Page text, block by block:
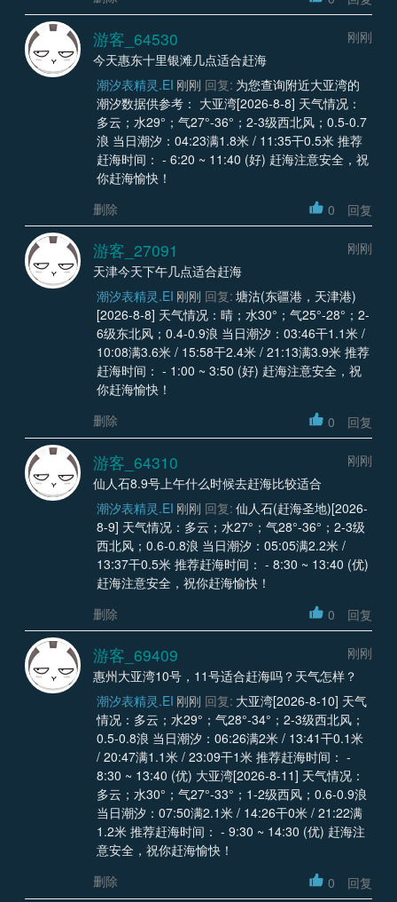
游客_64530
刚刚
今天惠东十里银滩几点适合赶海
潮汐表精灵.EI 刚刚 回复: 为您查询附近大亚湾的
潮汐数据供参考： 大亚湾[2026-8-8] 天气情况：
多云；水29°；气27°-36°；2-3级西北风；0.5-0.7
浪 当日潮汐：04:23满1.8米 / 11:35干0.5米 推荐
赶海时间： - 6:20 ~ 11:40 (好) 赶海注意安全，祝
你赶海愉快！
删除
0 回复
游客_27091
刚刚
天津今天下午几点适合赶海
潮汐表精灵.EI 刚刚 回复: 塘沽(东疆港，天津港)
[2026-8-8] 天气情况：晴；水30°；气25°-28°；2-
6级东北风；0.4-0.9浪 当日潮汐：03:46干1.1米 /
10:08满3.6米 / 15:58干2.4米 / 21:13满3.9米 推荐
赶海时间： - 1:00 ~ 3:50 (好) 赶海注意安全，祝
你赶海愉快！
删除
0 回复
游客_64310
刚刚
仙人石8.9号上午什么时候去赶海比较适合
潮汐表精灵.EI 刚刚 回复: 仙人石(赶海圣地)[2026-
8-9] 天气情况：多云；水27°；气28°-36°；2-3级
西北风；0.6-0.8浪 当日潮汐：05:05满2.2米 /
13:37干0.5米 推荐赶海时间： - 8:30 ~ 13:40 (优)
赶海注意安全，祝你赶海愉快！
删除
0 回复
游客_69409
刚刚
惠州大亚湾10号，11号适合赶海吗？天气怎样？
潮汐表精灵.EI 刚刚 回复: 大亚湾[2026-8-10] 天气
情况：多云；水29°；气28°-34°；2-3级西北风；
0.5-0.8浪 当日潮汐：06:26满2米 / 13:41干0.1米
/ 20:47满1.1米 / 23:09干1米 推荐赶海时间： -
8:30 ~ 13:40 (优) 大亚湾[2026-8-11] 天气情况：
多云；水30°；气27°-33°；1-2级西风；0.6-0.9浪
当日潮汐：07:50满2.1米 / 14:26干0米 / 21:22满
1.2米 推荐赶海时间： - 9:30 ~ 14:30 (优) 赶海注
意安全，祝你赶海愉快！
删除
0 回复